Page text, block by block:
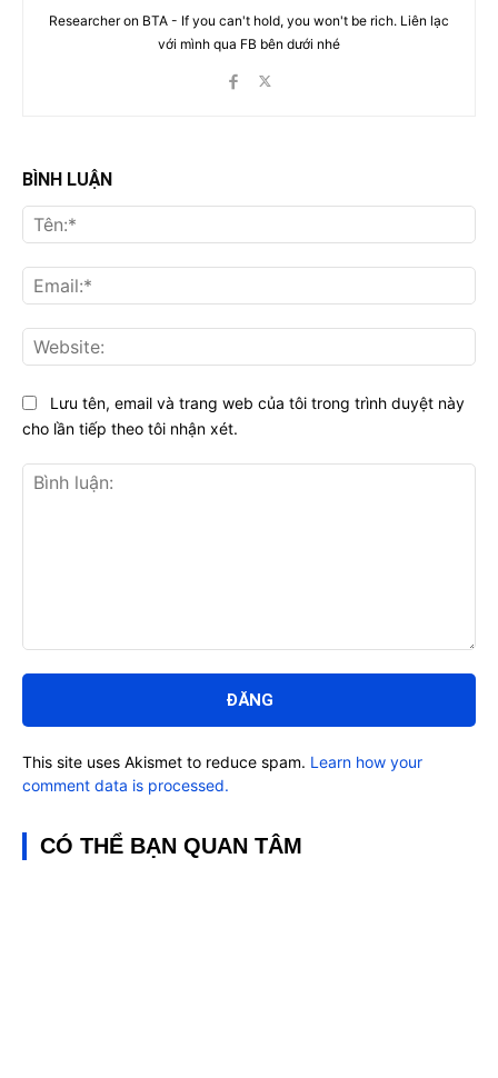
Researcher on BTA - If you can't hold, you won't be rich. Liên lạc
với mình qua FB bên dưới nhé
BÌNH LUẬN
luận:
Lưu tên, email và trang web của tôi trong trình duyệt này
cho lần tiếp theo tôi nhận xét.
This site uses Akismet to reduce spam. Learn how your
comment data is processed.
CÓ THỂ BẠN QUAN TÂM